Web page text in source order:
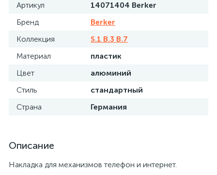
Артикул
14071404 Berker
Бренд
Berker
Коллекция
S.1 B.3 B.7
Материал
пластик
Цвет
алюминий
Стиль
стандартный
Страна
Германия
Описание
Накладка для механизмов телефон и интернет.